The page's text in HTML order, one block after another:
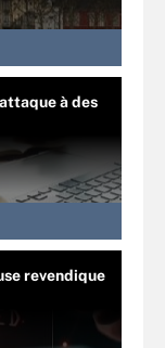
à des
revendique